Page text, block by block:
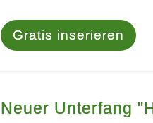
Gratis inserieren
Neuer Unterfang